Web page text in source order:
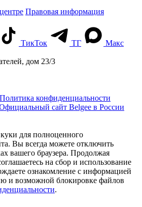
Правовая информация
ТикТок ТГ
Макс
дом 23/3
Политика конфиденциальности
сайт Belgee в России
для полноценного
Вы всегда можете отключить
вашего браузера. Продолжая
на сбор и использование
ознакомление с информацией
и возможной блокировке файлов
.